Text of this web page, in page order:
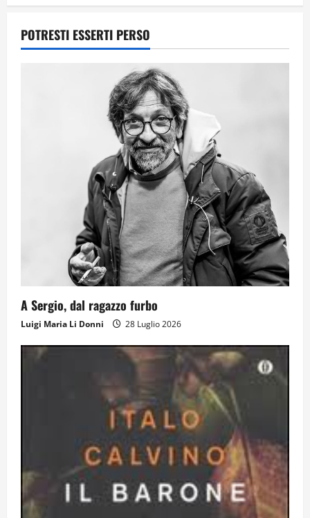
Majorana-Maitani al Festival
dell’Innovazione Scolastica
23 Giugno 2026
Il futuro ha ancora bisogno di noi?
14 Giugno 2026
3
Orientarsi significa Scegliere. Ogni
gesto lascia un impronta
13 Giugno 2026
4
Come hanno fatto? La scalata lampo del
Como 1907 verso l’Europa
12 Giugno 2026
Obiettivi
8 Giugno 2026
POTRESTI ESSERTI PERSO
A Sergio, dal ragazzo furbo
Luigi Maria Li Donni 28 Luglio 2026